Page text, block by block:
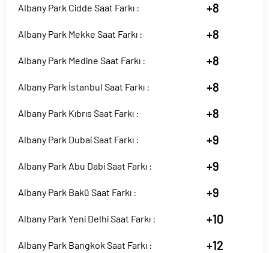
Albany Park Cidde Saat Farkı : +8
Albany Park Mekke Saat Farkı : +8
Albany Park Medine Saat Farkı : +8
Albany Park İstanbul Saat Farkı : +8
Albany Park Kıbrıs Saat Farkı : +8
Albany Park Dubai Saat Farkı : +9
Albany Park Abu Dabi Saat Farkı : +9
Albany Park Bakü Saat Farkı : +9
Albany Park Yeni Delhi Saat Farkı : +10
Albany Park Bangkok Saat Farkı : +12